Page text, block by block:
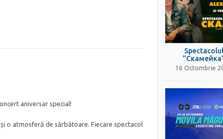
aniversar special!
o atmosferă de sărbătoare. Fiecare spectacol
Spectacolul
16 Octombrie